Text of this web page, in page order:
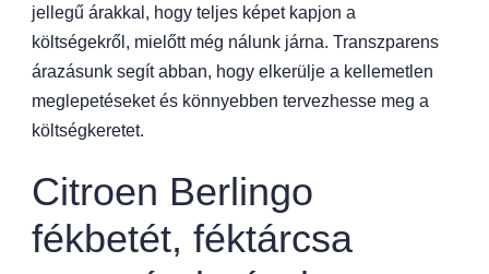
jellegű árakkal, hogy teljes képet kapjon a
költségekről, mielőtt még nálunk járna. Transzparens
árazásunk segít abban, hogy elkerülje a kellemetlen
meglepetéseket és könnyebben tervezhesse meg a
költségkeretet.
Citroen Berlingo
fékbetét, féktárcsa